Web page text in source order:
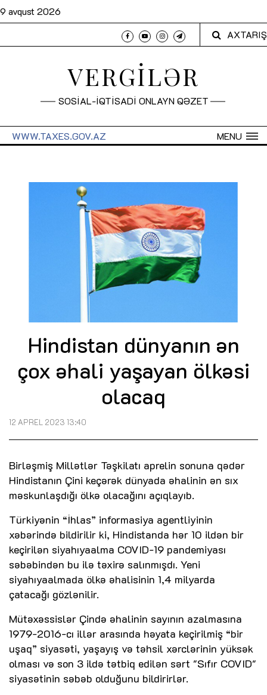
9 avqust 2026
AXTARIŞ
VERGİLƏR
SOSİAL-İQTİSADİ ONLAYN QƏZET
MENU
WWW.TAXES.GOV.AZ
Hindistan dünyanın ən
çox əhali yaşayan ölkəsi
olacaq
12 APREL 2023 13:40
Birləşmiş Millətlər Təşkilatı aprelin sonuna qədər
Hindistanın Çini keçərək dünyada əhalinin ən sıx
məskunlaşdığı ölkə olacağını açıqlayıb.
Türkiyənin “İhlas” informasiya agentliyinin
xəbərində bildirilir ki, Hindistanda hər 10 ildən bir
keçirilən siyahıyaalma COVID-19 pandemiyası
səbəbindən bu ilə təxirə salınmışdı. Yeni
siyahıyaalmada ölkə əhalisinin 1,4 milyarda
çatacağı gözlənilir.
Mütəxəssislər Çində əhalinin sayının azalmasına
1979-2016-cı illər arasında həyata keçirilmiş “bir
uşaq” siyasəti, yaşayış və təhsil xərclərinin yüksək
olması və son 3 ildə tətbiq edilən sərt "Sıfır COVID"
siyasətinin səbəb olduğunu bildirirlər.